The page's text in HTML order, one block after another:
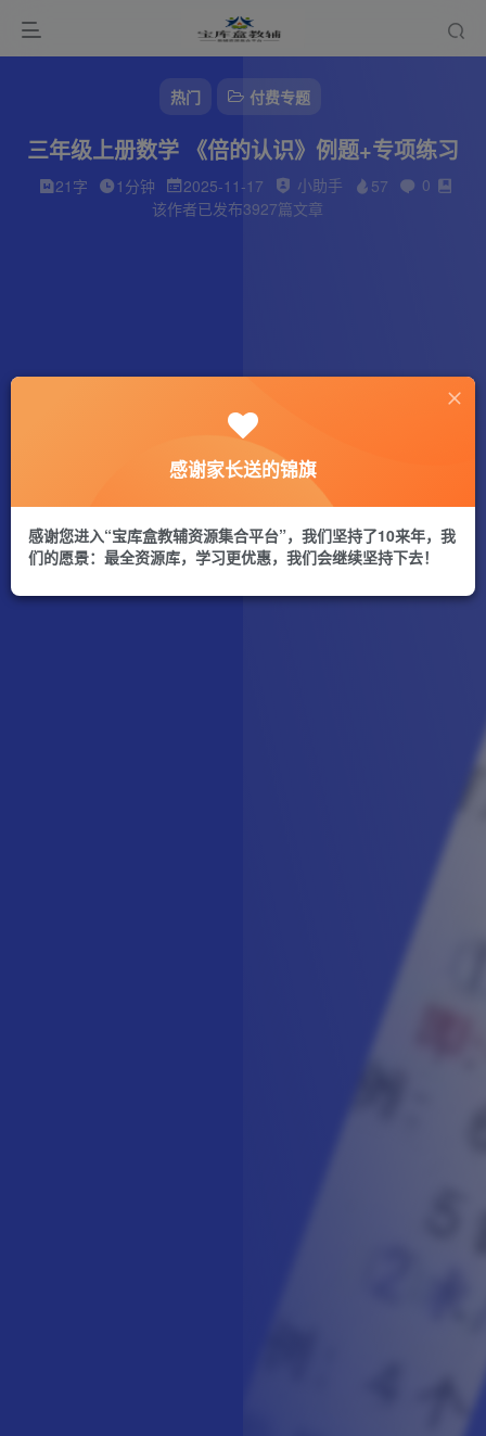
热门 付费专题
三年级上册数学 《倍的认识》例题+专项练习
21字 1分钟 2025-11-17 小助手 57
0
该作者已发布3927篇文章
感谢家长送的锦旗
感谢您进入“宝库盒教辅资源集合平台”，我们坚持了10来年，我
们的愿景：最全资源库，学习更优惠，我们会继续坚持下去！